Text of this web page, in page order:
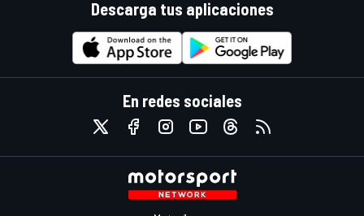
Descarga tus aplicaciones
En redes sociales